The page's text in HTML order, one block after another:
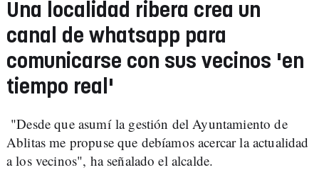
Una localidad ribera crea un
canal de whatsapp para
comunicarse con sus vecinos 'en
tiempo real'
"Desde que asumí la gestión del Ayuntamiento de
Ablitas me propuse que debíamos acercar la actualidad
a los vecinos", ha señalado el alcalde.